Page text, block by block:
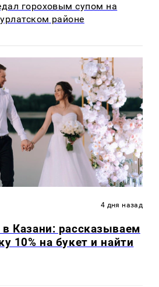
гороховым супом на
районе
4 дня назад
Казани: рассказываем
10% на букет и найти